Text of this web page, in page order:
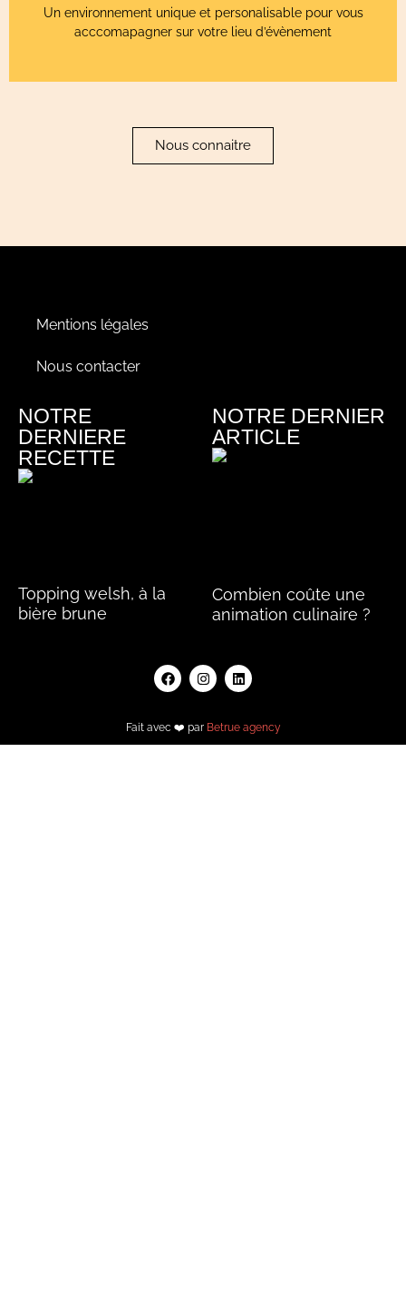
Un environnement unique et personalisable pour vous
acccomapagner sur votre lieu d’évènement
Nous connaitre
Mentions légales
Nous contacter
NOTRE
DERNIERE
RECETTE
Topping welsh, à la
bière brune
NOTRE DERNIER
ARTICLE
Combien coûte une
animation culinaire ?
Fait avec ❤️ par Betrue agency